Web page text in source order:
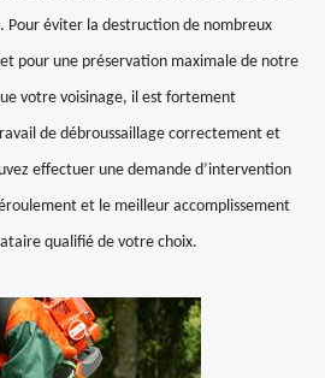
Pour éviter la destruction de nombreux
pour une préservation maximale de notre
votre voisinage, il est fortement
de débroussaillage correctement et
effectuer une demande d’intervention
et le meilleur accomplissement
qualifié de votre choix.